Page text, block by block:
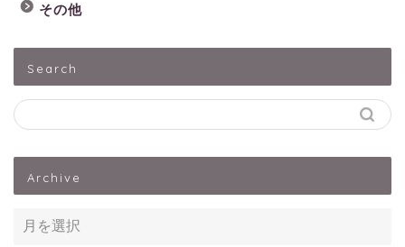
その他
Search
Archive
出産・子育て